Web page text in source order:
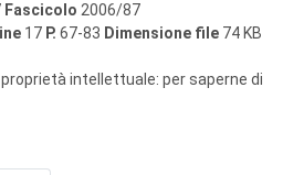
Fascicolo 2006/87
17 P. 67-83 Dimensione file 74 KB
proprietà intellettuale: per saperne di